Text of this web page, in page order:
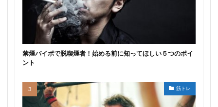
禁煙パイポで脱喫煙者！始める前に知ってほしい５つのポイ
ント
筋トレ